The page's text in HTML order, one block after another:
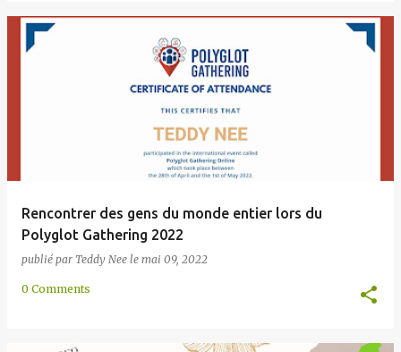
Rencontrer des gens du monde entier lors du
Polyglot Gathering 2022
publié par Teddy Nee le mai 09, 2022
0 Comments